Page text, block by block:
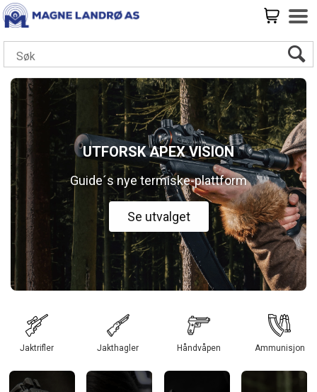
UTFORSK APEX VISION
Guide´s nye termiske-plattform
Se utvalget
Jaktrifler Jakthagler Håndvåpen Ammunisjon